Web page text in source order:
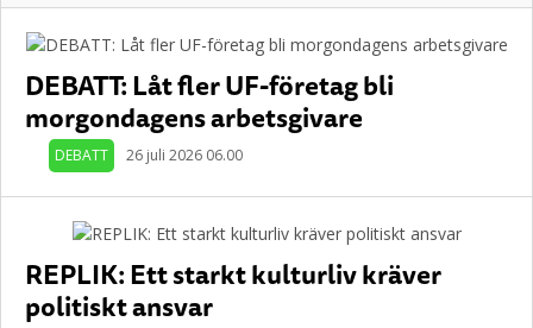
DEBATT: Låt fler UF-företag bli
morgondagens arbetsgivare
DEBATT 26 juli 2026 06.00
REPLIK: Ett starkt kulturliv kräver
politiskt ansvar